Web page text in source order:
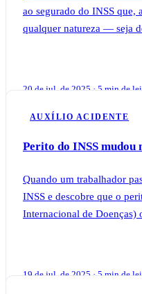
ao segurado do INSS que,
qualquer natureza — seja
20 de jul. de 2025 · 5 min de
AUXÍLIO ACIDENTE
Perito do INSS
Quando um trabalhador
INSS e descobre que o
Internacional de Doenças)
19 de jul. de 2025 · 5 min de